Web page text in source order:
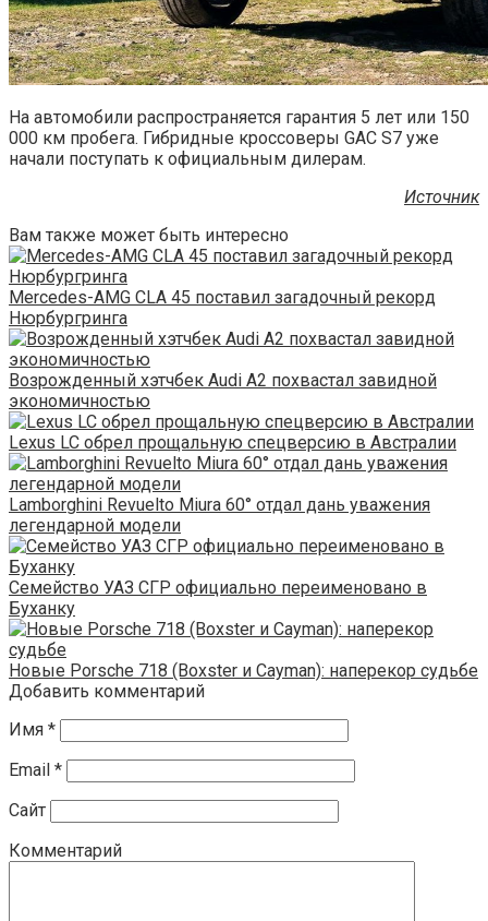
На автомобили распространяется гарантия 5 лет или 150
000 км пробега. Гибридные кроссоверы GAC S7 уже
начали поступать к официальным дилерам.
Источник
Вам также может быть интересно
Mercedes-AMG CLA 45 поставил загадочный рекорд
Нюрбургринга
Возрожденный хэтчбек Audi A2 похвастал завидной
экономичностью
Lexus LC обрел прощальную спецверсию в Австралии
Lamborghini Revuelto Miura 60° отдал дань уважения
легендарной модели
Семейство УАЗ СГР официально переименовано в
Буханку
Новые Porsche 718 (Boxster и Cayman): наперекор судьбе
Добавить комментарий
Имя *
Email *
Сайт
Комментарий